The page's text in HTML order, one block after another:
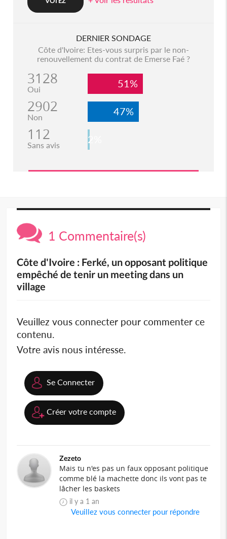
DERNIER SONDAGE
Côte d'Ivoire: Etes-vous surpris par le non-
renouvellement du contrat de Emerse Faé ?
3128
Oui 51%
2902
Non 47%
112
Sans avis 2%
1 Commentaire(s)
Côte d'Ivoire : Ferké, un opposant politique
empêché de tenir un meeting dans un
village
Veuillez vous connecter pour commenter ce
contenu.
Votre avis nous intéresse.
Se Connecter
Créer votre compte
Zezeto
Mais tu n'es pas un faux opposant politique
comme blé la machette donc ils vont pas te
lâcher les baskets
il y a 1 an
Veuillez vous connecter pour répondre